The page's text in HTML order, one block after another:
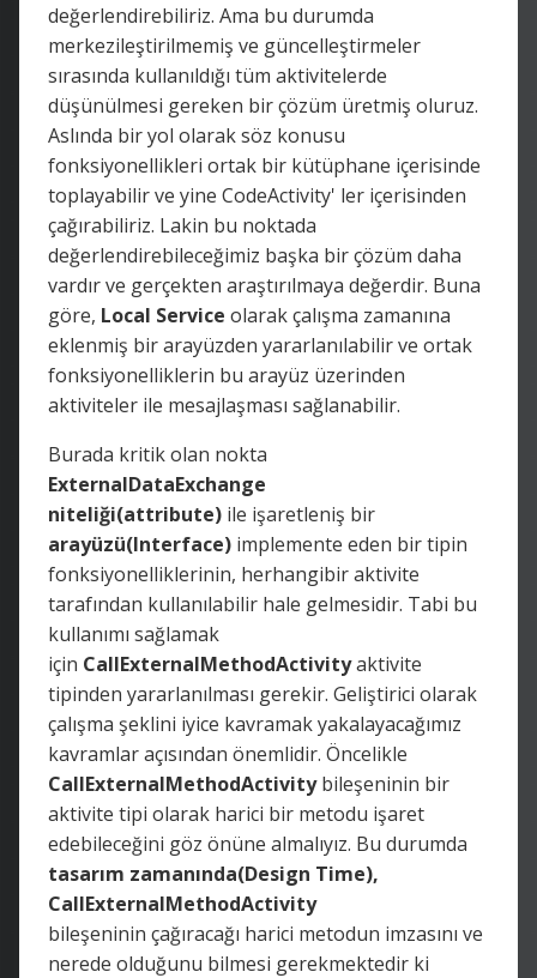
değerlendirebiliriz. Ama bu durumda
merkezileştirilmemiş ve güncelleştirmeler
sırasında kullanıldığı tüm aktivitelerde
düşünülmesi gereken bir çözüm üretmiş oluruz.
Aslında bir yol olarak söz konusu
fonksiyonellikleri ortak bir kütüphane içerisinde
toplayabilir ve yine CodeActivity' ler içerisinden
çağırabiliriz. Lakin bu noktada
değerlendirebileceğimiz başka bir çözüm daha
vardır ve gerçekten araştırılmaya değerdir. Buna
göre, Local Service olarak çalışma zamanına
eklenmiş bir arayüzden yararlanılabilir ve ortak
fonksiyonelliklerin bu arayüz üzerinden
aktiviteler ile mesajlaşması sağlanabilir.
Burada kritik olan nokta
ExternalDataExchange
niteliği(attribute) ile işaretleniş bir
arayüzü(Interface) implemente eden bir tipin
fonksiyonelliklerinin, herhangibir aktivite
tarafından kullanılabilir hale gelmesidir. Tabi bu
kullanımı sağlamak
için CallExternalMethodActivityaktivite
tipinden yararlanılması gerekir. Geliştirici olarak
çalışma şeklini iyice kavramak yakalayacağımız
kavramlar açısından önemlidir. Öncelikle
CallExternalMethodActivitybileşeninin bir
aktivite tipi olarak harici bir metodu işaret
edebileceğini göz önüne almalıyız. Bu durumda
tasarım zamanında(Design Time),
CallExternalMethodActivity
bileşeninin çağıracağı harici metodun imzasını ve
nerede olduğunu bilmesi gerekmektedir ki